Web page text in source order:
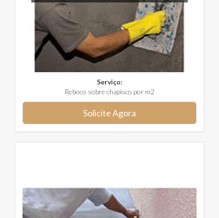
Serviço:
Reboco sobre chapisco por m2
Solicite Agora